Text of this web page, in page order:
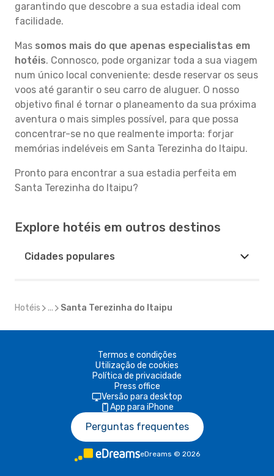
garantindo que descobre a sua estadia ideal com
facilidade.
Mas somos mais do que apenas especialistas em
hotéis. Connosco, pode organizar toda a sua viagem
num único local conveniente: desde reservar os seus
voos até garantir o seu carro de aluguer. O nosso
objetivo final é tornar o planeamento da sua próxima
aventura o mais simples possível, para que possa
concentrar-se no que realmente importa: forjar
memórias indeléveis em Santa Terezinha do Itaipu.
Pronto para encontrar a sua estadia perfeita em
Santa Terezinha do Itaipu?
Explore hotéis em outros destinos
Cidades populares
Hotéis ... Santa Terezinha do Itaipu
Termos e condições
Utilização de cookies
Política de privacidade
Press office
Versão para desktop
App para iPhone
Perguntas frequentes
eDreams © 2026